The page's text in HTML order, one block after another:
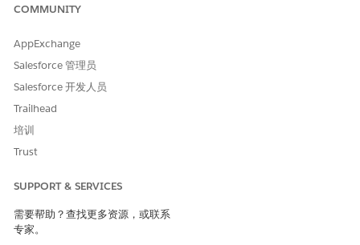
设置> 功能设置> 车辆和资产财务
设置> 功能设置> 基于条件的搜索和筛选设置> 基于条件的搜索
和筛选
有关模板操作中使用的客户数据和 Salesforce 对象的详细信息，请
参阅客服人员和数据使用
要在此客服人员模板中使用子客服人员，请
将外部 Automotive 数据引入 Data Cloud。
设置了基于条件的搜索和筛选配置。有关更多信息，请查看
要搜索经销商，请确保您已经为经销商产品可搜索字段和经销商
车辆定义可搜索字段对象设置了基于条件的搜索和筛选配置。有
COMMUNITY
AppExchange
Salesforce 管理员
Salesforce 开发人员
Trailhead
培训
Trust
SUPPORT & SERVICES
需要帮助？查找更多资源，或联系
专家。